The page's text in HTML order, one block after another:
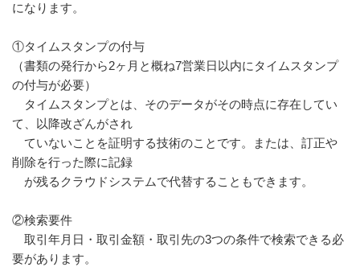
になります。
①タイムスタンプの付与
（書類の発行から2ヶ月と概ね7営業日以内にタイムスタンプ
の付与が必要）
タイムスタンプとは、そのデータがその時点に存在してい
て、以降改ざんがされ
ていないことを証明する技術のことです。または、訂正や
削除を行った際に記録
が残るクラウドシステムで代替することもできます。
②検索要件
取引年月日・取引金額・取引先の3つの条件で検索できる必
要があります。